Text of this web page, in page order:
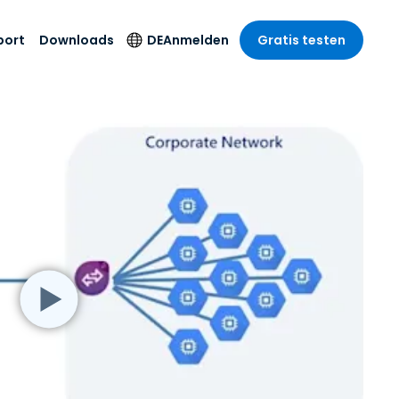
Antivirus
und -reaktion
Foxpass Wi-Fi Zugriff
und Kontrolle
Sicherer Zero-Trust-
Arbeitsbereich
Shield (Anti-Betrug)
Alle Produkte
Sektor
und Design
Buchhaltung
anzeigen
Downloads DE
Français
Italiano
Nederlands
Português
Anmelden Gratis testen